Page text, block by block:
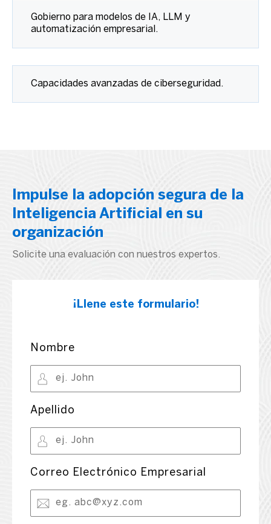
Gobierno para modelos de IA, LLM y
automatización empresarial.
Capacidades avanzadas de ciberseguridad.
Impulse la adopción segura de la
Inteligencia Artificial en su
organización
Solicite una evaluación con nuestros expertos.
¡Llene este formulario!
Nombre
Apellido
Correo Electrónico Empresarial